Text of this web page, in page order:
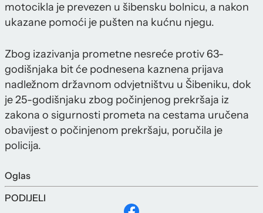
motocikla je prevezen u šibensku bolnicu, a nakon
ukazane pomoći je pušten na kućnu njegu.
Zbog izazivanja prometne nesreće protiv 63-
godišnjaka bit će podnesena kaznena prijava
nadležnom državnom odvjetništvu u Šibeniku, dok
je 25-godišnjaku zbog počinjenog prekršaja iz
zakona o sigurnosti prometa na cestama uručena
obavijest o počinjenom prekršaju, poručila je
policija.
Oglas
PODIJELI